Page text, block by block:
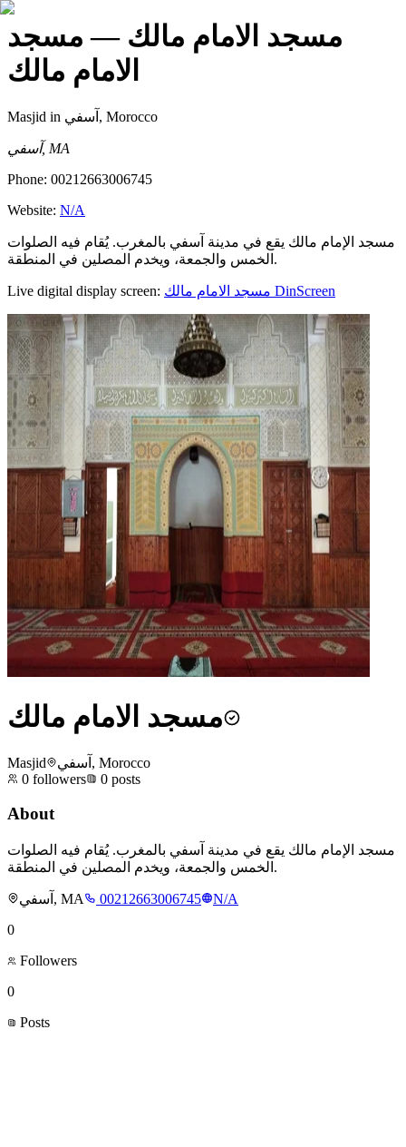
مسجد الامام مالك — مسجد
الامام مالك
Masjid in آسفي, Morocco
آسفي, MA
Phone: 00212663006745
Website: N/A
مسجد الإمام مالك يقع في مدينة آسفي بالمغرب. يُقام فيه الصلوات
الخمس والجمعة، ويخدم المصلين في المنطقة.
Live digital display screen: مسجد الامام مالك DinScreen
مسجد الامام مالك
Masjid
آسفي, Morocco
0 followers 0 posts
About
مسجد الإمام مالك يقع في مدينة آسفي بالمغرب. يُقام فيه الصلوات
الخمس والجمعة، ويخدم المصلين في المنطقة.
آسفي, MA 00212663006745
N/A
0
Followers
0
Posts